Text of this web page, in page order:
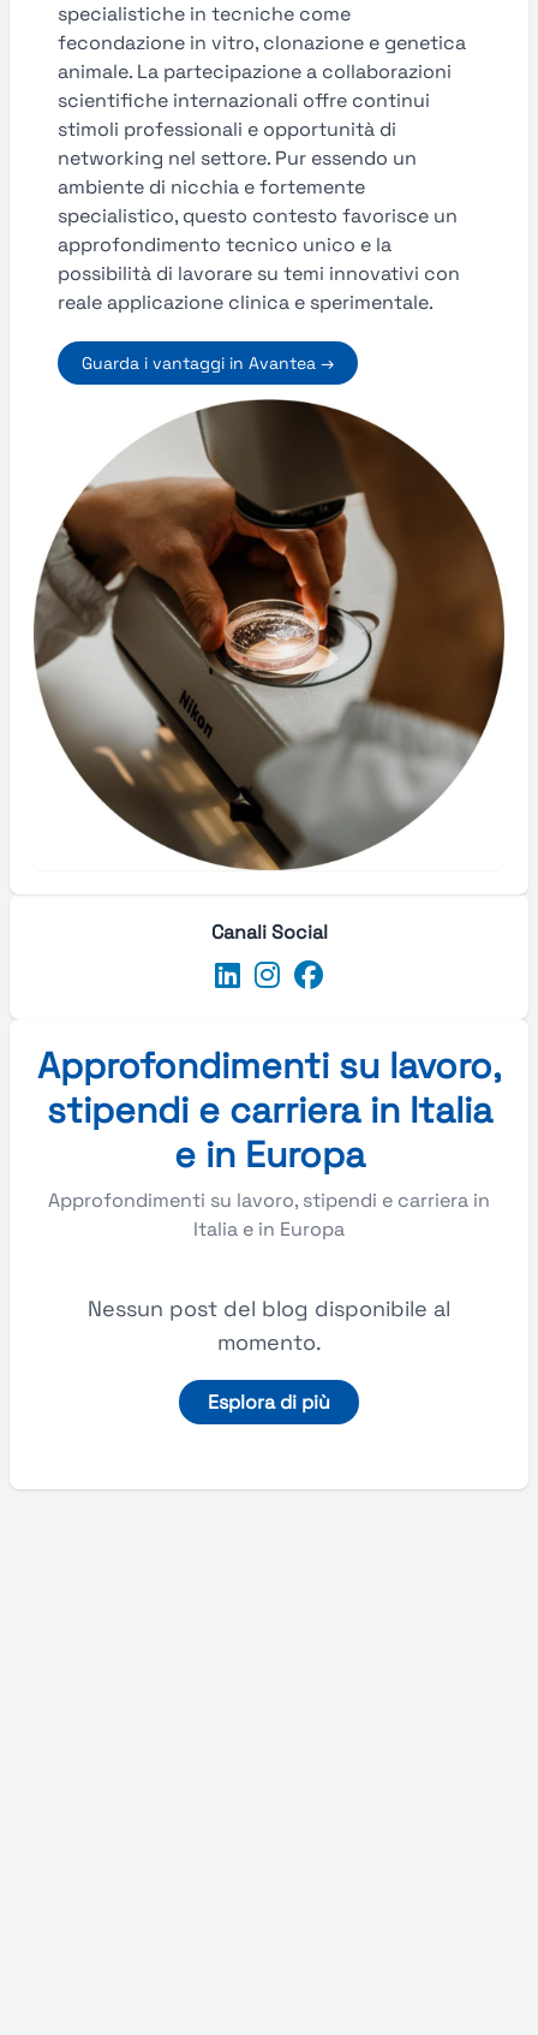
specialistiche in tecniche come
fecondazione in vitro, clonazione e genetica
animale. La partecipazione a collaborazioni
scientifiche internazionali offre continui
stimoli professionali e opportunità di
networking nel settore. Pur essendo un
ambiente di nicchia e fortemente
specialistico, questo contesto favorisce un
approfondimento tecnico unico e la
possibilità di lavorare su temi innovativi con
reale applicazione clinica e sperimentale.
Guarda i vantaggi in Avantea →
Canali Social
Approfondimenti su lavoro,
stipendi e carriera in Italia
e in Europa
Approfondimenti su lavoro, stipendi e carriera in
Italia e in Europa
Nessun post del blog disponibile al
momento.
Esplora di più